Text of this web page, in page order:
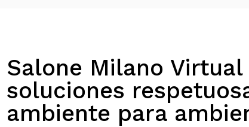
Salone Milano Virtual
soluciones
ambiente para